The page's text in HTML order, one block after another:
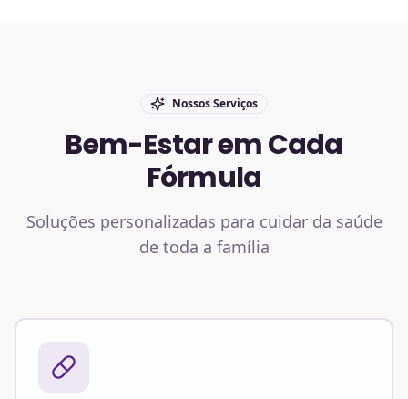
Nossos Serviços
Bem-Estar em Cada
Fórmula
Soluções personalizadas para cuidar da saúde
de toda a família